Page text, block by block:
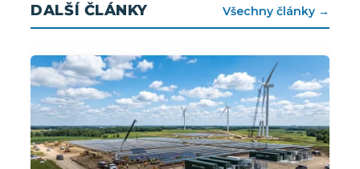
DALŠÍ ČLÁNKY Všechny články →